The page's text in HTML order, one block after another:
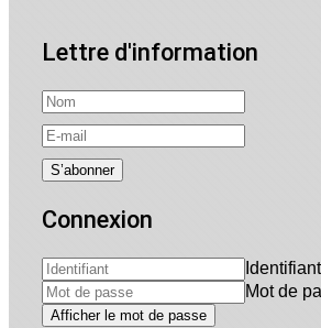
Lettre d'information
Connexion
Identifiant
Mot de
Afficher le mot de passe